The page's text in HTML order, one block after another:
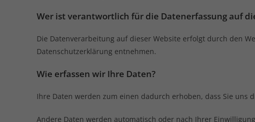
Wer ist verantwortlich für die Datenerfassung auf
Die Datenverarbeitung auf dieser Website erfolgt durch den
Datenschutzerklärung entnehmen.
Wie erfassen wir Ihre Daten?
Ihre Daten werden zum einen dadurch erhoben, dass Sie uns
Andere Daten werden automatisch oder nach Ihrer